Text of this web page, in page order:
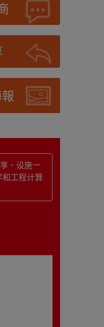
、设施一
和工程计算